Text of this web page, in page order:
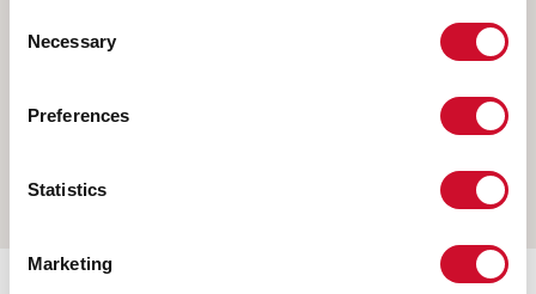
Selection
Necessary
Preferences
Statistics
Marketing
SCHIENE